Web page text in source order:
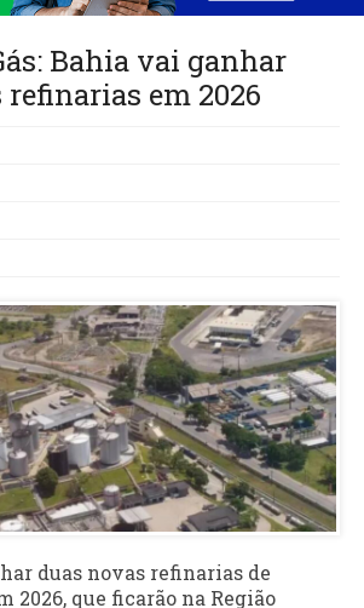
Bahia vai ganhar
em 2026
duas novas refinarias de
2026, que ficarão na Região